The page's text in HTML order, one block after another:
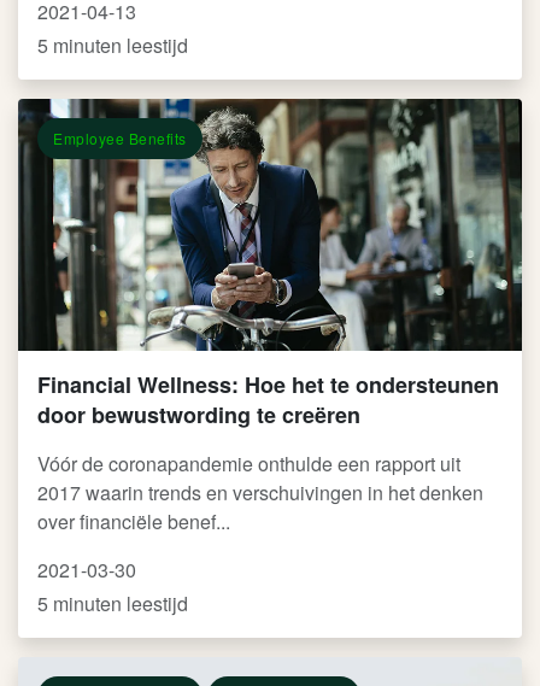
2021-04-13
5 minuten leestijd
Employee Benefits
Financial Wellness: Hoe het te ondersteunen
door bewustwording te creëren
Vóór de coronapandemie onthulde een rapport uit
2017 waarin trends en verschuivingen in het denken
over financiële benef...
2021-03-30
5 minuten leestijd